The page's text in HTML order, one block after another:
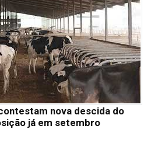
nova descida do
já em setembro